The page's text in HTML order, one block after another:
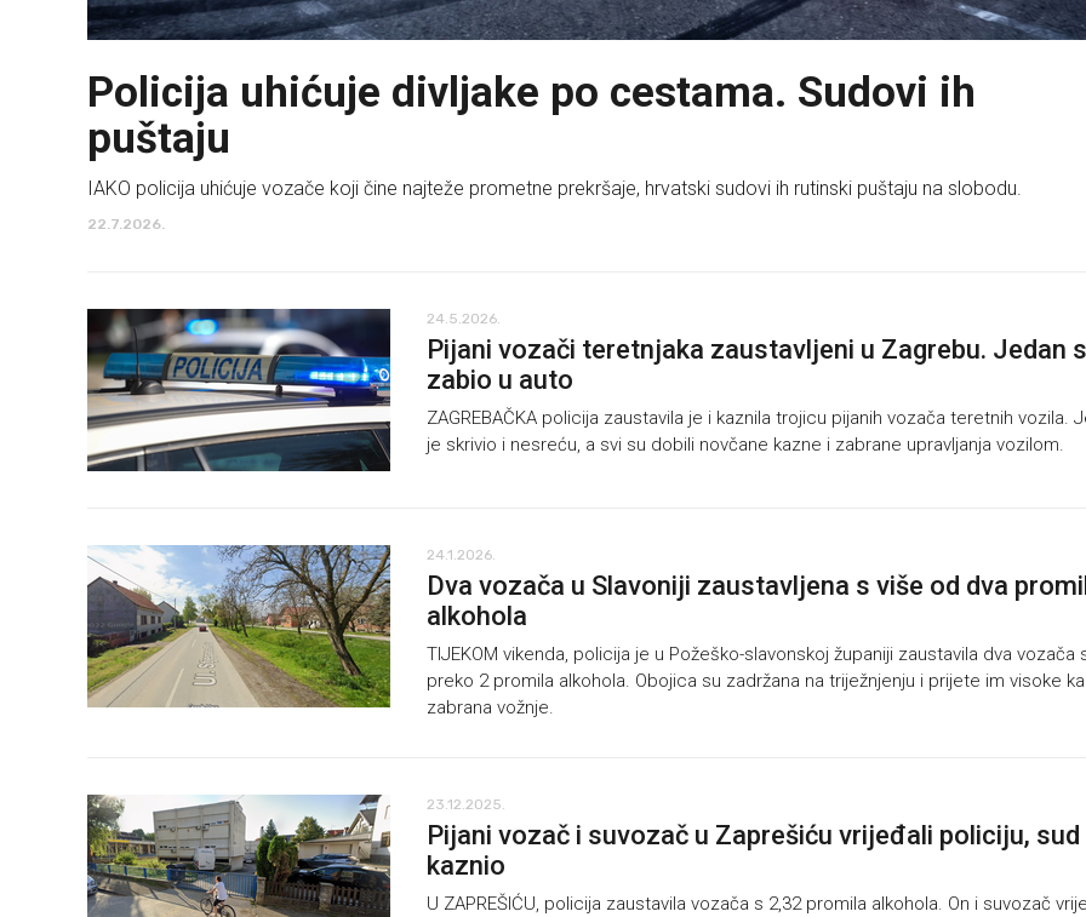
Policija uhićuje divljake po cestama. Sudovi ih
puštaju
IAKO policija uhićuje vozače koji čine najteže prometne prekršaje, hrvatski sudovi ih rutinski puštaju na slobodu.
22.7.2026.
24.5.2026.
Pijani vozači teretnjaka zaustavljeni u Zagrebu. Jedan
zabio u auto
ZAGREBAČKA policija zaustavila je i kaznila trojicu pijanih vozača teretnih vozila.
je skrivio i nesreću, a svi su dobili novčane kazne i zabrane upravljanja vozilom.
24.1.2026.
Dva vozača u Slavoniji zaustavljena s više od dva
alkohola
TIJEKOM vikenda, policija je u Požeško-slavonskoj županiji zaustavila dva vozača
preko 2 promila alkohola. Obojica su zadržana na triježnjenju i prijete im visoke
zabrana vožnje.
23.12.2025.
Pijani vozač i suvozač u Zaprešiću vrijeđali policiju, sud
kaznio
U ZAPREŠIĆU, policija zaustavila vozača s 2,32 promila alkohola. On i suvozač